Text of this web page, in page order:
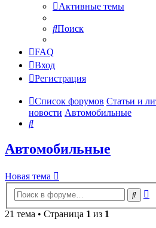
Активные темы
Поиск
FAQ
Вход
Регистрация
Список форумов Статьи и
новости Автомобильные
Поиск
Автомобильные
Новая тема
Поиск
21 тема • Страница 1 из 1